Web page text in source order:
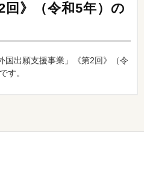
回》（令和5年）の
国出願支援事業」《第2回》（令
す。